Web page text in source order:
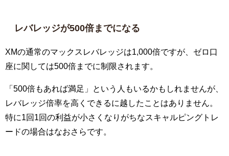
レバレッジが500倍までになる
XMの通常のマックスレバレッジは1,000倍ですが、ゼロ口
座に関しては500倍までに制限されます。
「 500倍もあれば満足」という人もいるかもしれませんが、
レバレッジ倍率を高くできるに越したことはありません。
特に1 回 1 回の利益が小さくなりがちなスキャルピングトレ
ードの場合はなおさらです。